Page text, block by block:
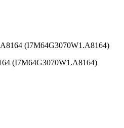
(I7M64G3070W1.A8164)